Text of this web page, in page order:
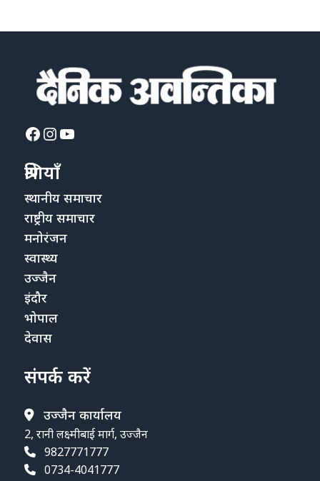
Facebook
Instagram
YouTube
श्रेणियाँ
स्थानीय समाचार
राष्ट्रीय समाचार
मनोरंजन
स्वास्थ्य
उज्जैन
इंदौर
भोपाल
देवास
संपर्क करें
उज्जैन कार्यालय
2, रानी लक्ष्मीबाई मार्ग, उज्जैन
9827771777
0734-4041777